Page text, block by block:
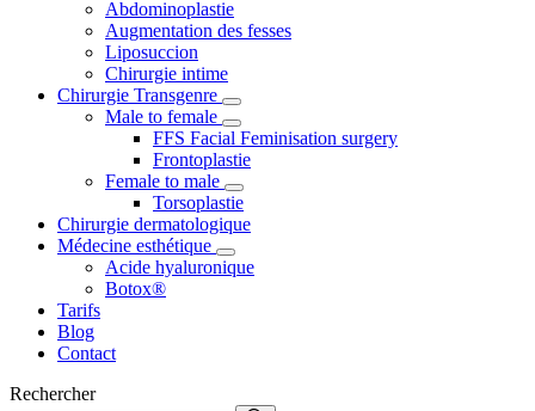
Abdominoplastie
Augmentation des fesses
Liposuccion
Chirurgie intime
Chirurgie Transgenre
Male to female
FFS Facial Feminisation surgery
Frontoplastie
Female to male
Torsoplastie
Chirurgie dermatologique
Médecine esthétique
Acide hyaluronique
Botox®
Tarifs
Blog
Contact
Rechercher